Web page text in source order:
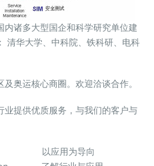
内诸多大型国企和科学研究单位建
清华大学、中科院、铁科研、电科
奥运核心商圈。欢迎洽谈合作。
业提供优质服务，与我们的客户与
以应用为导向